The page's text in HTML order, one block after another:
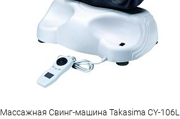
В избранное Недоступно
Массажная Свинг-машина Takasima CY-106L